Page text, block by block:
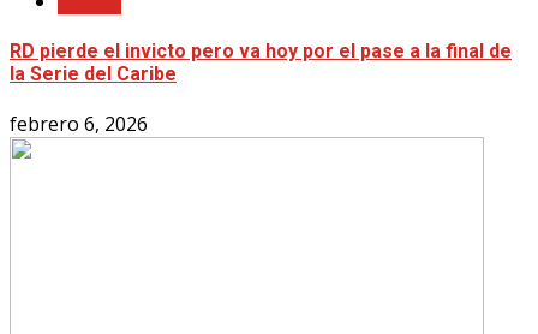
RD pierde el invicto pero va hoy por el pase a la final de
la Serie del Caribe
febrero 6, 2026